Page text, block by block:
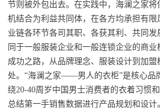
节则被外包出去。在实践中，海澜之家
机结合为利益共同体，在各方均承担有
业链各环节各司其职、各获其利、共同
同于一般服装企业和一般连锁企业的
成功之路，从品牌理念、服装设计到加盟
处。“海澜之家——男人的衣柜”是核心品
绕20-40周岁中国男士消费者的衣着习惯
总结第一手销售数据进行产品规划和设计